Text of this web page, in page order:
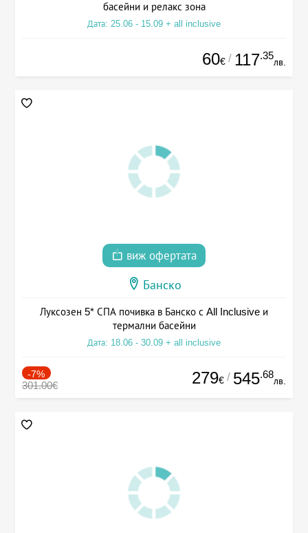
басейни и релакс зона
Дата: 25.06 - 15.09 + all inclusive
60€ / 117.35
лв.
виж офертата
Банско
Луксозен 5* СПА почивка в Банско с All Inclusive и
термални басейни
Дата: 18.06 - 30.09 + all inclusive
-7%
301.00€ 279€ / 545.68
лв.